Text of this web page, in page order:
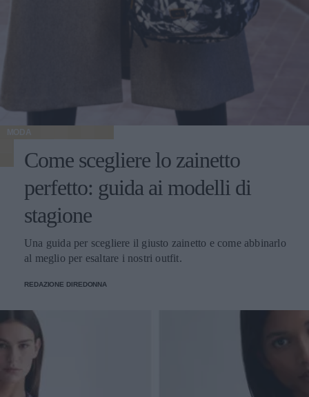
MODA
Come scegliere lo zainetto
perfetto: guida ai modelli di
stagione
Una guida per scegliere il giusto zainetto e come abbinarlo
al meglio per esaltare i nostri outfit.
REDAZIONE DIREDONNA